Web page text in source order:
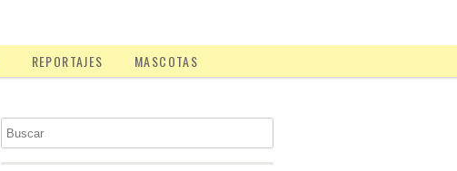
REPORTAJES MASCOTAS
Buscar